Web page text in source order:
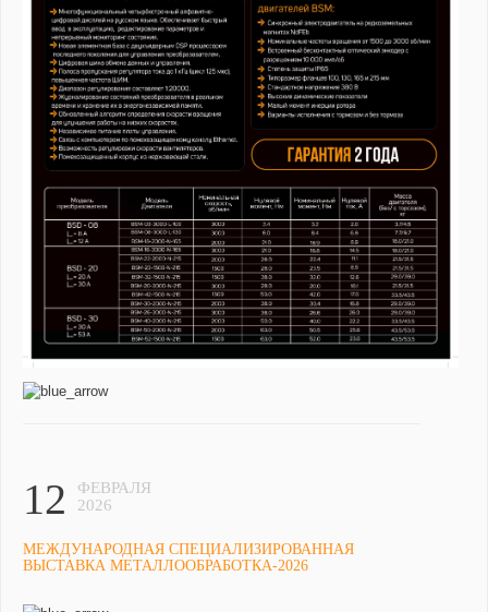
12
ФЕВРАЛЯ
2026
МЕЖДУНАРОДНАЯ СПЕЦИАЛИЗИРОВАННАЯ
ВЫСТАВКА МЕТАЛЛООБРАБОТКА-2026